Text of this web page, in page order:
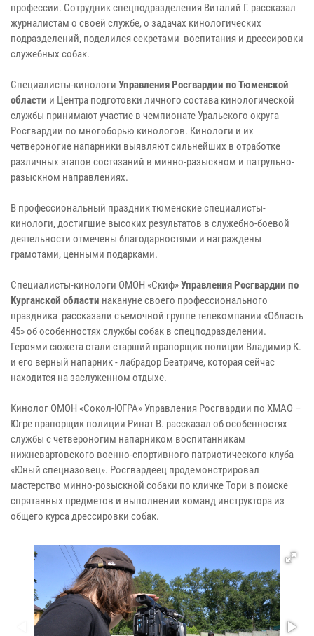
профессии. Сотрудник спецподразделения Виталий Г. рассказал
журналистам о своей службе, о задачах кинологических
подразделений, поделился секретами воспитания и дрессировки
служебных собак.
Специалисты-кинологи Управления Росгвардии по Тюменской
области и Центра подготовки личного состава кинологической
службы принимают участие в чемпионате Уральского округа
Росгвардии по многоборью кинологов. Кинологи и их
четвероногие напарники выявляют сильнейших в отработке
различных этапов состязаний в минно-разыскном и патрульно-
разыскном направлениях.
В профессиональный праздник тюменские специалисты-
кинологи, достигшие высоких результатов в служебно-боевой
деятельности отмечены благодарностями и награждены
грамотами, ценными подарками.
Специалисты-кинологи ОМОН «Скиф»Управления Росгвардии по
Курганской области накануне своего профессионального
праздника рассказали съемочной группе телекомпании «Область
45» об особенностях службы собак в спецподразделении.
Героями сюжета стали старший прапорщик полиции Владимир К.
и его верный напарник - лабрадор Беатриче, которая сейчас
находится на заслуженном отдыхе.
Кинолог ОМОН «Сокол-ЮГРА» Управления Росгвардии по ХМАО –
Югре прапорщик полиции Ринат В. рассказал об особенностях
службы с четвероногим напарником воспитанникам
нижневартовского военно-спортивного патриотического клуба
«Юный спецназовец». Росгвардеец продемонстрировал
мастерство минно-розыскной собаки по кличке Тори в поиске
спрятанных предметов и выполнении команд инструктора из
общего курса дрессировки собак.